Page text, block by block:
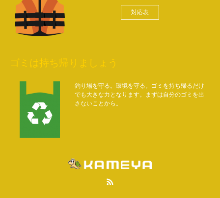
対応表
ゴミは持ち帰りましょう
釣り場を守る。環境を守る。ゴミを持ち帰るだけ
でも大きな力となります。まずは自分のゴミを出
さないことから。